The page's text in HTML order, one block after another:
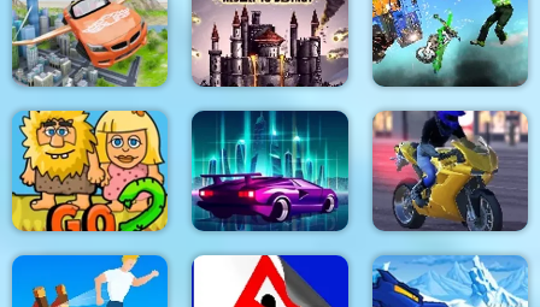
Wild animal hunting
DoodieMan
Apocalypse
World of War Tanks
Flying Car Extreme
Simulator
Sieger Rebuilt
Destroy
Bike Vs. Train